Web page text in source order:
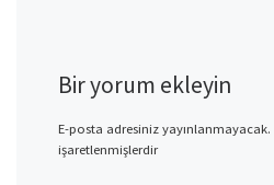
Bir yorum ekleyin
E-posta adresiniz yayınlanmayacak.
işaretlenmişlerdir